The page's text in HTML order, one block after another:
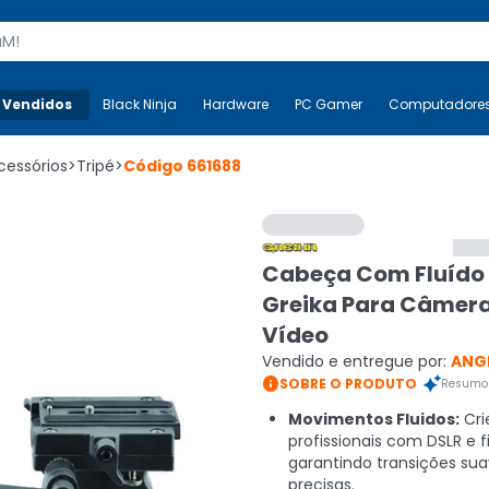
Mais-v- Black Ninja Hardware PC Gamer
Black Ninja Hardware PC Gamer
>Tripé>Código 661688
Cabeça Com Fluído
Greika Para
Vídeo
Vendido e entregue por:
SOBRE O PRODUTO
Movimentos Fluidos:
profissionais com DSLR e
garantindo transições
precisas.